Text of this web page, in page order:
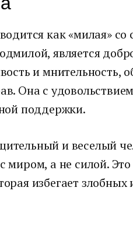
как «милая»
является
и мнительность,
Она с
поддержки.
и веселый
миром, а не силой.
избегает злобных